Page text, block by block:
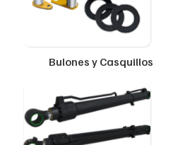
Bulones y Casquillos